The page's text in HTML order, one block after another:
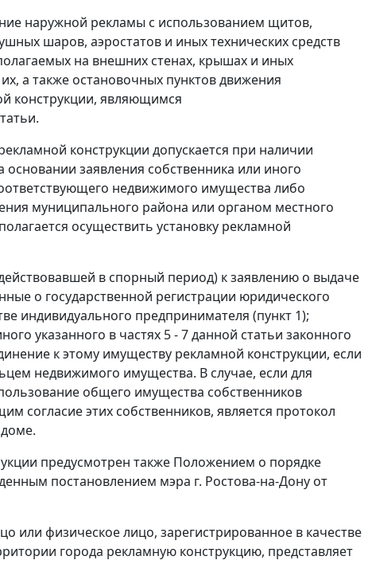
наружной рекламы с использованием щитов,
шаров, аэростатов и иных технических средств
на внешних стенах, крышах и иных
а также остановочных пунктов движения
конструкции, являющимся
конструкции допускается при наличии
заявления собственника или иного
недвижимого имущества либо
муниципального района или органом местного
осуществить установку рекламной
в спорный период) к заявлению о выдаче
о государственной регистрации юридического
индивидуального предпринимателя (пункт 1);
указанного в частях 5 - 7 данной статьи законного
к этому имуществу рекламной конструкции, если
недвижимого имущества. В случае, если для
общего имущества собственников
этих собственников, является протокол
предусмотрен также Положением о порядке
постановлением мэра г. Ростова-на-Дону от
или физическое лицо, зарегистрированное в качестве
города рекламную конструкцию, представляет